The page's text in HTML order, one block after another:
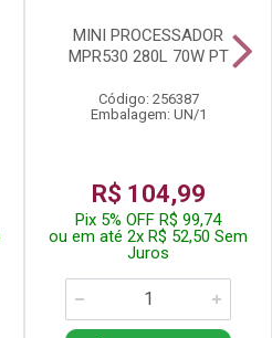
MINI PROCESSADOR
MPR530 280L 70W PT
Código: 256387
Embalagem: UN/1
R$ 104,99
Pix 5% OFF R$ 99,74
ou em até 2x R$ 52,50 Sem
Juros